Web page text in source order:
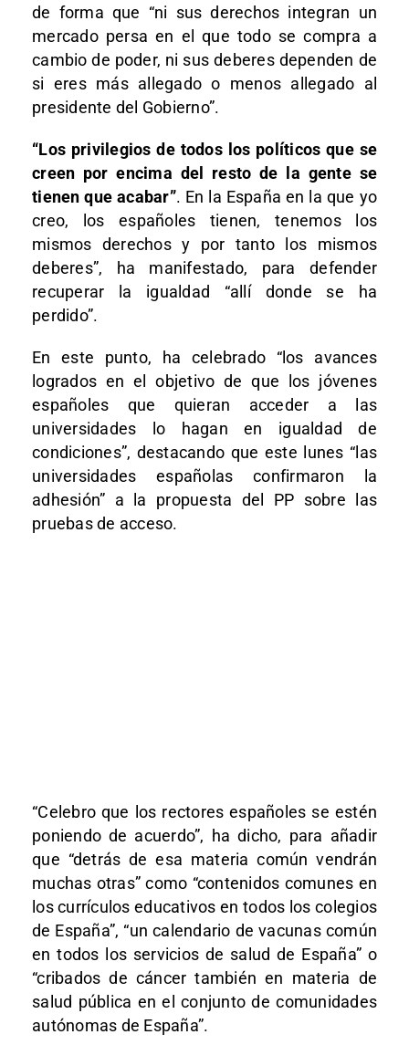
de forma que “ni sus derechos integran un
mercado persa en el que todo se compra a
cambio de poder, ni sus deberes dependen de
si eres más allegado o menos allegado al
presidente del Gobierno”.
“Los privilegios de todos los políticos que se
creen por encima del resto de la gente se
tienen que acabar”. En la España en la que yo
creo, los españoles tienen, tenemos los
mismos derechos y por tanto los mismos
deberes”, ha manifestado, para defender
recuperar la igualdad “allí donde se ha
perdido”.
En este punto, ha celebrado “los avances
logrados en el objetivo de que los jóvenes
españoles que quieran acceder a las
universidades lo hagan en igualdad de
condiciones”, destacando que este lunes “las
universidades españolas confirmaron la
adhesión” a la propuesta del PP sobre las
pruebas de acceso.
“Celebro que los rectores españoles se estén
poniendo de acuerdo”, ha dicho, para añadir
que “detrás de esa materia común vendrán
muchas otras” como “contenidos comunes en
los currículos educativos en todos los colegios
de España”, “un calendario de vacunas común
en todos los servicios de salud de España” o
“cribados de cáncer también en materia de
salud pública en el conjunto de comunidades
autónomas de España”.